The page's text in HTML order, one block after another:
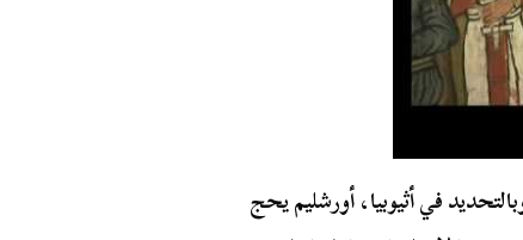
في أثيوبيا، أورشليم يحج